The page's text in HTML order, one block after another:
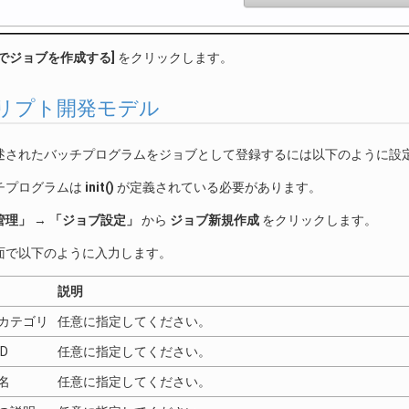
ジョブを作成する] をクリックします。
プト開発モデル
れたバッチプログラムをジョブとして登録するには以下のように設
プログラムは init() が定義されている必要があります。
」 → 「ジョブ設定」 から ジョブ新規作成 をクリックします。
以下のように入力します。
説明
テゴリ 任意に指定してください。
任意に指定してください。
任意に指定してください。